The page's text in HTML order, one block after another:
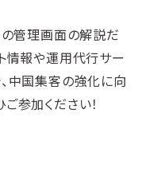
の管理画面の解説だ
情報や運用代行サー
中国集客の強化に向
参加ください！